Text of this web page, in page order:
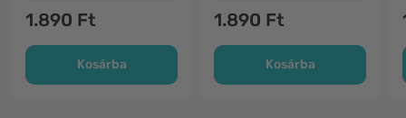
1.890 Ft
Kosárba
1.890 Ft
Kosárba